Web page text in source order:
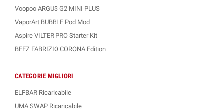
Voopoo ARGUS G2 MINI PLUS
VaporArt BUBBLE Pod Mod
Aspire VILTER PRO Starter Kit
BEEZ FABRIZIO CORONA Edition
CATEGORIE MIGLIORI
ELFBAR Ricaricabile
UMA SWAP Ricaricabile